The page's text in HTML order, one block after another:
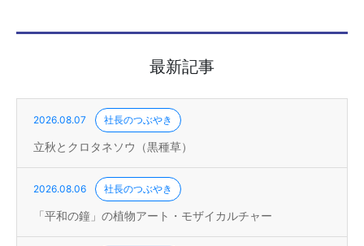
最新記事
2026.08.07 社長のつぶやき
立秋とクロタネソウ（黒種草）
2026.08.06 社長のつぶやき
「平和の鐘」の植物アート・モザイカルチャー